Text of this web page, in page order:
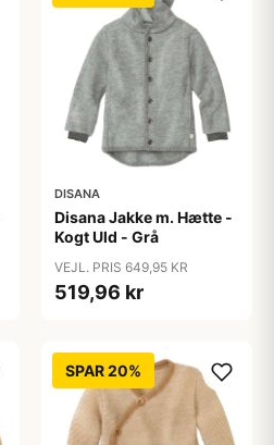
DISANA
Disana Jakke m. Hætte -
Kogt Uld - Grå
VEJL. PRIS 649,95 KR
519,96 kr
SPAR 20%